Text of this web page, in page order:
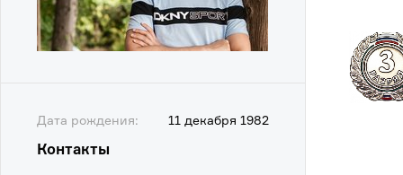
Дата рождения: 11 декабря 1982
Контакты